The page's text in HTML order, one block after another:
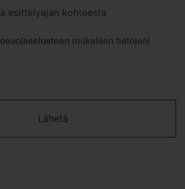
esittelyajan kohteesta
mukaisen tietojeni